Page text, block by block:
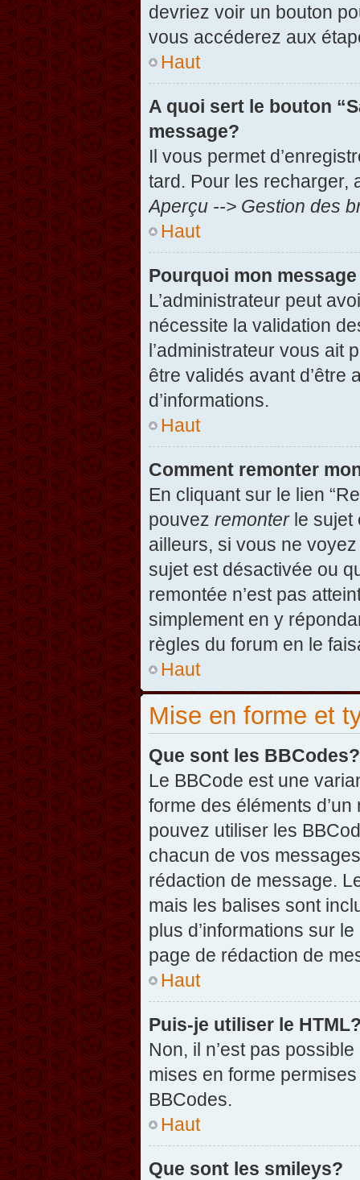
devriez voir un bouton
vous accéderez aux
Haut
A quoi sert le bouton
message?
Il vous permet
tard. Pour les recharger,
Aperçu --> Gestion des
Haut
Pourquoi mon
L’administrateur peut
nécessite la validation
l’administrateur vous ait
être validés avant d’être
d’informations.
Haut
Comment remonter
En cliquant sur le lien
pouvez remonterle sujet
ailleurs, si vous ne
sujet est désactivée ou
remontée n’est pas
simplement en y
règles du forum en le
Haut
Mise en forme et
Que sont les BBCodes?
Le BBCode est une
forme des éléments
pouvez utiliser les
chacun de vos
rédaction de message.
mais les balises sont
plus d’informations sur
page de rédaction de
Haut
Puis-je utiliser le
Non, il n’est pas
mises en forme
BBCodes.
Haut
Que sont les smileys?